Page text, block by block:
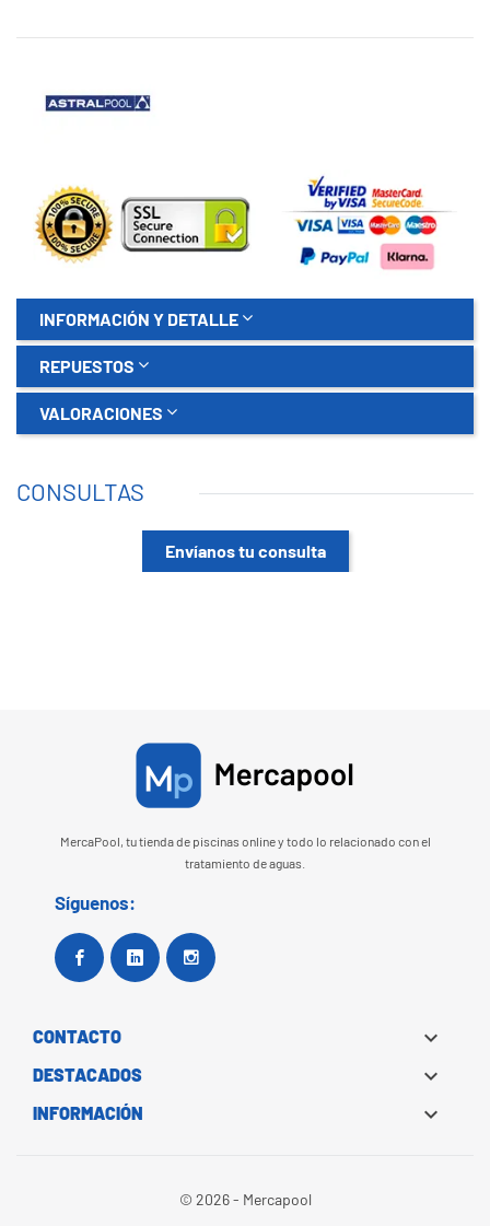
INFORMACIÓN Y DETALLE
REPUESTOS
VALORACIONES
CONSULTAS
Envíanos tu consulta
MercaPool, tu tienda de piscinas online y todo lo relacionado con el
tratamiento de aguas.
Síguenos:
Facebook Google+
CONTACTO 
DESTACADOS 
INFORMACIÓN 
© 2026 - Mercapool